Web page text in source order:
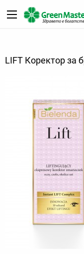
LIFT Коректор за